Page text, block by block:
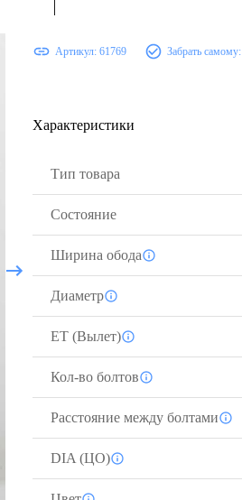
Артикул: 61769 Забрать самому:
Характеристики
Тип товара
Состояние
Ширина обода
Диаметр
ЕТ (Вылет)
Кол-во болтов
Расстояние между болтами
DIA (ЦО)